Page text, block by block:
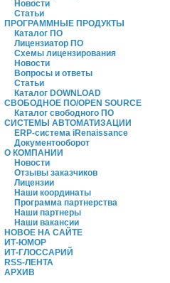
Новости
Статьи
ПРОГРАММНЫЕ ПРОДУКТЫ
Каталог ПО
Лицензиатор ПО
Схемы лицензирования
Новости
Вопросы и ответы
Статьи
Каталог DOWNLOAD
СВОБОДНОЕ ПО/OPEN SOURCE
Каталог свободного ПО
СИСТЕМЫ АВТОМАТИЗАЦИИ
ERP-система iRenaissance
Документооборот
О КОМПАНИИ
Новости
Отзывы заказчиков
Лицензии
Наши координаты
Программа партнерства
Наши партнеры
Наши вакансии
НОВОЕ НА САЙТЕ
ИТ-ЮМОР
ИТ-ГЛОССАРИЙ
RSS-ЛЕНТА
АРХИВ